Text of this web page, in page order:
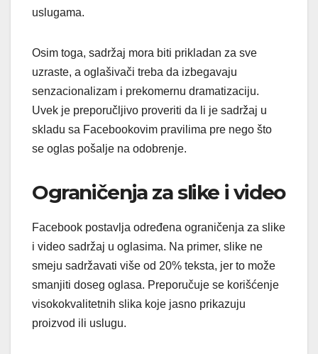
uslugama.
Osim toga, sadržaj mora biti prikladan za sve
uzraste, a oglašivači treba da izbegavaju
senzacionalizam i prekomernu dramatizaciju.
Uvek je preporučljivo proveriti da li je sadržaj u
skladu sa Facebookovim pravilima pre nego što
se oglas pošalje na odobrenje.
Ograničenja za slike i video
Facebook postavlja određena ograničenja za slike
i video sadržaj u oglasima. Na primer, slike ne
smeju sadržavati više od 20% teksta, jer to može
smanjiti doseg oglasa. Preporučuje se korišćenje
visokokvalitetnih slika koje jasno prikazuju
proizvod ili uslugu.